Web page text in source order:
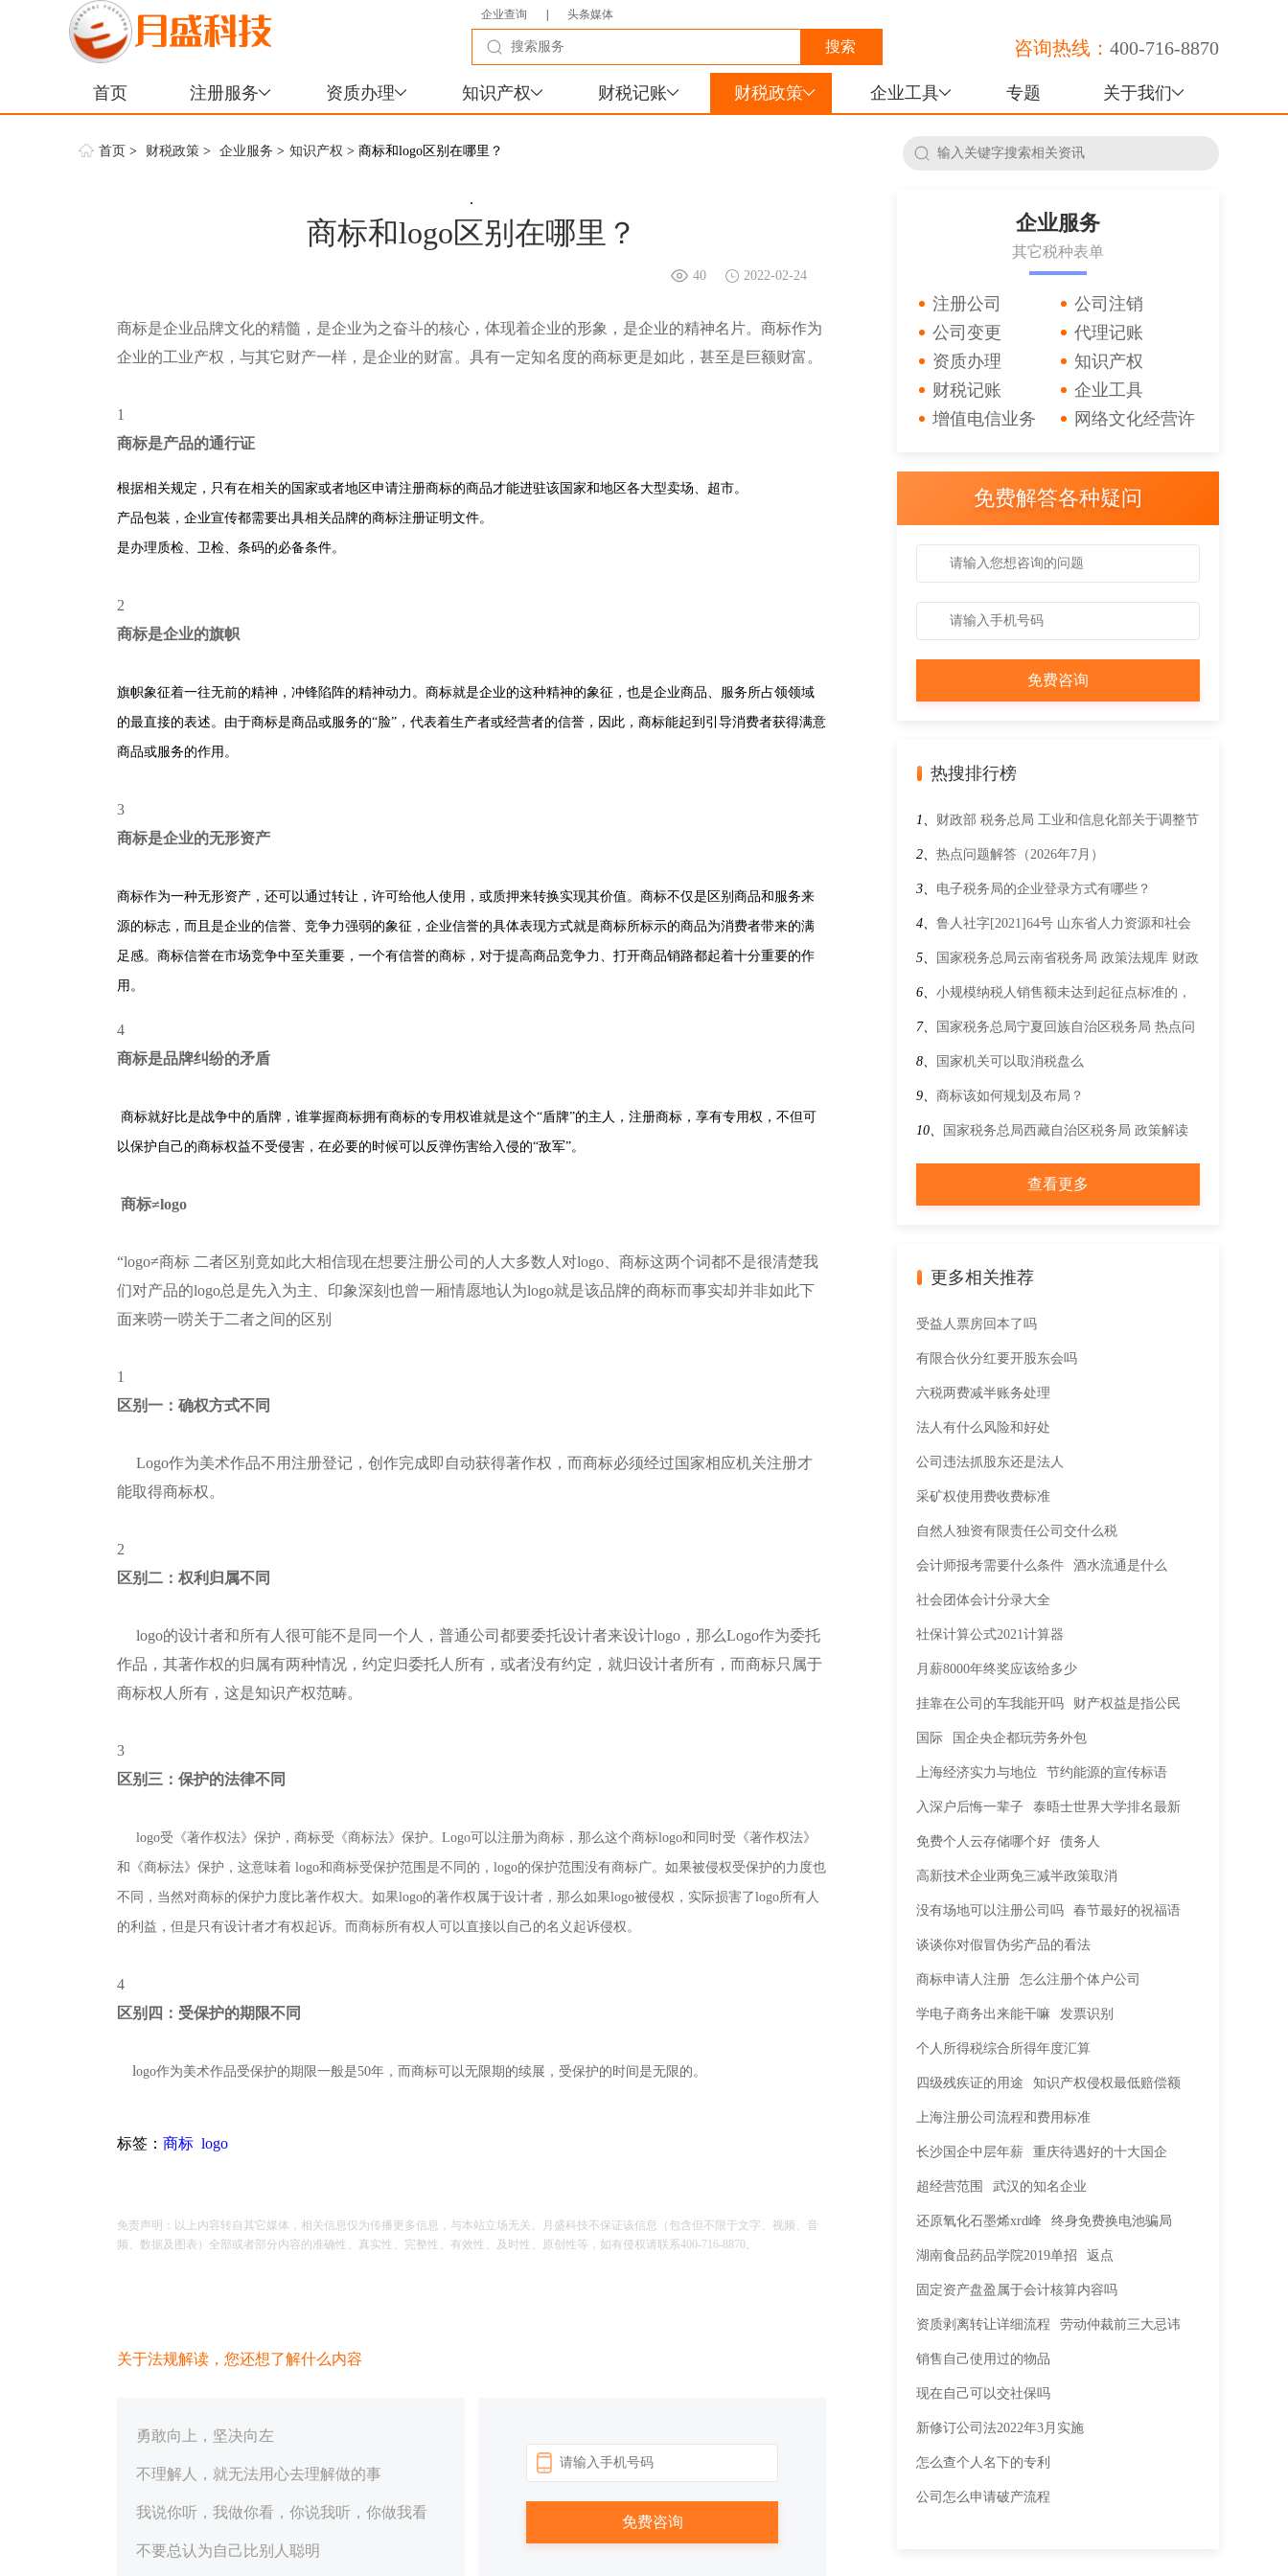
企业查询 头条媒体
咨询热线： 400-716-8870
首页 注册服务 资质办理 知识产权 财税记账 财税政策 企业工具 专题 关于我们
首页 > 财税政策 > 企业服务 > 知识产权 > 商标和logo区别在哪里？
.
商标和logo区别在哪里？
2022-02-24
40
商标是企业品牌文化的精髓，是企业为之奋斗的核心，体现着企业的形象，是企业的精神名片。商标作为
企业的工业产权，与其它财产一样，是企业的财富。具有一定知名度的商标更是如此，甚至是巨额财富。
1
商标是产品的通行证
根据相关规定，只有在相关的国家或者地区申请注册商标的商品才能进驻该国家和地区各大型卖场、超市。
产品包装，企业宣传都需要出具相关品牌的商标注册证明文件。
是办理质检、卫检、条码的必备条件。
2
商标是企业的旗帜
旗帜象征着一往无前的精神，冲锋陷阵的精神动力。商标就是企业的这种精神的象征，也是企业商品、服务所占领领域
的最直接的表述。由于商标是商品或服务的“脸”，代表着生产者或经营者的信誉，因此，商标能起到引导消费者获得满意
商品或服务的作用。
3
商标是企业的无形资产
商标作为一种无形资产，还可以通过转让，许可给他人使用，或质押来转换实现其价值。商标不仅是区别商品和服务来
源的标志，而且是企业的信誉、竞争力强弱的象征，企业信誉的具体表现方式就是商标所标示的商品为消费者带来的满
足感。商标信誉在市场竞争中至关重要，一个有信誉的商标，对于提高商品竞争力、打开商品销路都起着十分重要的作
用。
4
商标是品牌纠纷的矛盾
商标就好比是战争中的盾牌，谁掌握商标拥有商标的专用权谁就是这个“盾牌”的主人，注册商标，享有专用权，不但可
以保护自己的商标权益不受侵害，在必要的时候可以反弹伤害给入侵的“敌军”。
商标≠logo
“logo≠商标 二者区别竟如此大相信现在想要注册公司的人大多数人对logo、商标这两个词都不是很清楚我
们对产品的logo总是先入为主、印象深刻也曾一厢情愿地认为logo就是该品牌的商标而事实却并非如此下
面来唠一唠关于二者之间的区别
1
区别一：确权方式不同
Logo作为美术作品不用注册登记，创作完成即自动获得著作权，而商标必须经过国家相应机关注册才
能取得商标权。
2
区别二：权利归属不同
logo的设计者和所有人很可能不是同一个人，普通公司都要委托设计者来设计logo，那么Logo作为委托
作品，其著作权的归属有两种情况，约定归委托人所有，或者没有约定，就归设计者所有，而商标只属于
商标权人所有，这是知识产权范畴。
3
区别三：保护的法律不同
logo受《著作权法》保护，商标受《商标法》保护。Logo可以注册为商标，那么这个商标logo和同时受《著作权法》
和《商标法》保护，这意味着 logo和商标受保护范围是不同的，logo的保护范围没有商标广。如果被侵权受保护的力度也
不同，当然对商标的保护力度比著作权大。如果logo的著作权属于设计者，那么如果logo被侵权，实际损害了logo所有人
的利益，但是只有设计者才有权起诉。而商标所有权人可以直接以自己的名义起诉侵权。
4
区别四：受保护的期限不同
logo作为美术作品受保护的期限一般是50年，而商标可以无限期的续展，受保护的时间是无限的。
标签： 商标 logo
免责声明：以上内容转自其它媒体，相关信息仅为传播更多信息，与本站立场无关。月盛科技不保证该信息（包含但不限于文字、视频、音
频、数据及图表）全部或者部分内容的准确性、真实性、完整性、有效性、及时性、原创性等，如有侵权请联系400-716-8870。
关于法规解读，您还想了解什么内容
勇敢向上，坚决向左
不理解人，就无法用心去理解做的事
我说你听，我做你看，你说我听，你做我看
不要总认为自己比别人聪明
企业服务
其它税种表单
注册公司
公司注销
公司变更
代理记账
资质办理
知识产权
财税记账
企业工具
增值电信业务
网络文化经营许
免费解答各种疑问
热搜排行榜
1、 财政部 税务总局 工业和信息化部关于调整节
能汽车、新能源汽车车船税优惠政策的公告
2、 热点问题解答（2026年7月）
3、 电子税务局的企业登录方式有哪些？
4、 鲁人社字[2021]64号 山东省人力资源和社会
保障厅 山东省财政厅 山东省卫生健康委员会 国
家税务总局山东省税务局关于发布企业职工防暑
降温费标准的通知
5、 国家税务总局云南省税务局 政策法规库 财政
部 海关总署 税务总局关于调整部分电池消费税
政策的公告
6、 小规模纳税人销售额未达到起征点标准的，
可以选择部分应税交易放弃免税并开具增值税专
用发票吗？
7、 国家税务总局宁夏回族自治区税务局 热点问
答 纳税人发生出口业务退税率执行时间以什么
时间为准？
8、 国家机关可以取消税盘么
9、 商标该如何规划及布局？
10、 国家税务总局西藏自治区税务局 政策解读
关于《国家税务总局关于优化企业所得税预缴纳
查看更多
更多相关推荐
受益人票房回本了吗
有限合伙分红要开股东会吗
六税两费减半账务处理
法人有什么风险和好处
公司违法抓股东还是法人
采矿权使用费收费标准
自然人独资有限责任公司交什么税
会计师报考需要什么条件 酒水流通是什么
社会团体会计分录大全
社保计算公式2021计算器
月薪8000年终奖应该给多少
挂靠在公司的车我能开吗 财产权益是指公民
国际 国企央企都玩劳务外包
上海经济实力与地位 节约能源的宣传标语
入深户后悔一辈子 泰晤士世界大学排名最新
免费个人云存储哪个好 债务人
高新技术企业两免三减半政策取消
没有场地可以注册公司吗 春节最好的祝福语
谈谈你对假冒伪劣产品的看法
商标申请人注册 怎么注册个体户公司
学电子商务出来能干嘛 发票识别
个人所得税综合所得年度汇算
四级残疾证的用途 知识产权侵权最低赔偿额
上海注册公司流程和费用标准
长沙国企中层年薪 重庆待遇好的十大国企
超经营范围 武汉的知名企业
还原氧化石墨烯xrd峰 终身免费换电池骗局
湖南食品药品学院2019单招 返点
固定资产盘盈属于会计核算内容吗
资质剥离转让详细流程 劳动仲裁前三大忌讳
销售自己使用过的物品
现在自己可以交社保吗
新修订公司法2022年3月实施
怎么查个人名下的专利
公司怎么申请破产流程